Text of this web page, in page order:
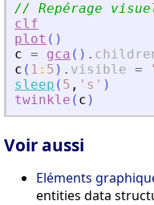
// Repérage
clf
plot ( )
c = gca ( ) .
c ( 1 : 5 ) . visible =
sleep ( 5 , ' s ' )
twinkle ( c )
Voir aussi
Eléments
entities data